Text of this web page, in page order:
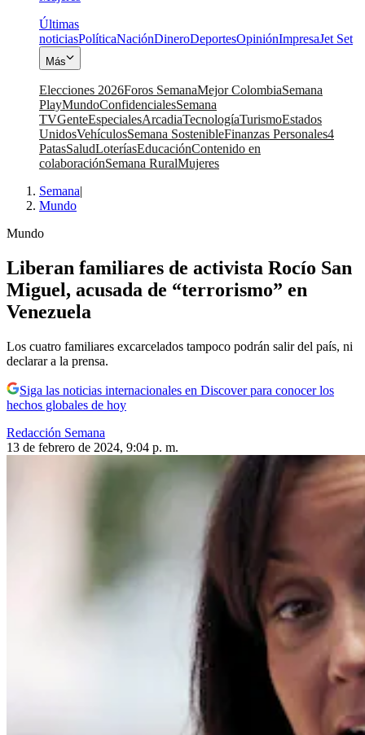
Últimas
noticiasPolíticaNaciónDineroDeportesOpiniónImpresaJet Set
Más
Elecciones 2026Foros SemanaMejor ColombiaSemana
PlayMundoConfidencialesSemana
TVGenteEspecialesArcadiaTecnologíaTurismoEstados
UnidosVehículosSemana SostenibleFinanzas Personales4
PatasSaludLoteríasEducaciónContenido en
colaboraciónSemana RuralMujeres
Semana|
Mundo
Mundo
Liberan familiares de activista Rocío San
Miguel, acusada de “terrorismo” en
Venezuela
Los cuatro familiares excarcelados tampoco podrán salir del país, ni
declarar a la prensa.
Siga las noticias internacionales en Discover para conocer los
hechos globales de hoy
Redacción Semana
13 de febrero de 2024, 9:04 p. m.